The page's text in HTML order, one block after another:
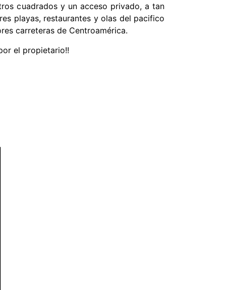
cuadrados y un acceso privado, a tan
playas, restaurantes y olas del pacifico
carreteras de Centroamérica.
el propietario!!